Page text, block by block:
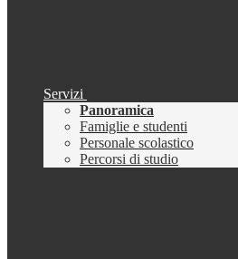
Servizi
Panoramica
Famiglie e studenti
Personale scolastico
Percorsi di studio